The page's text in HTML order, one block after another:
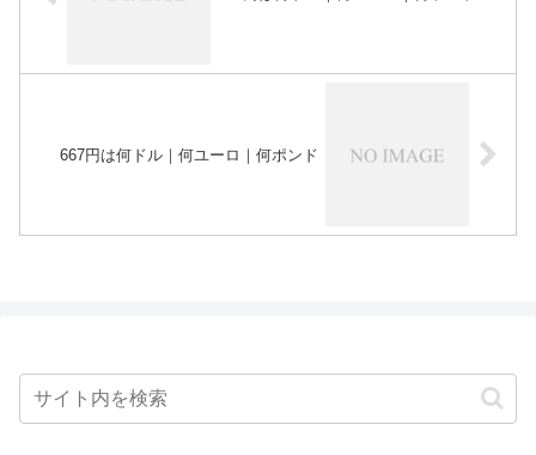
667円は何ドル｜何ユーロ｜何ポンド